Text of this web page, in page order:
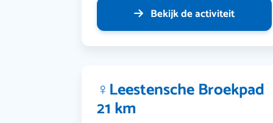
Bekijk de activiteit
‍♀️Leestensche Broekpad
21 km